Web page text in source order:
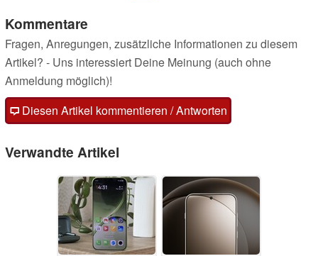
Kommentare
Fragen, Anregungen, zusätzliche Informationen zu diesem
Artikel? - Uns interessiert Deine Meinung (auch ohne
Anmeldung möglich)!
Diesen Artikel kommentieren / Antworten
Verwandte Artikel